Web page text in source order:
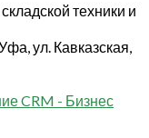
техники и
ул. Кавказская,
CRM - Бизнес